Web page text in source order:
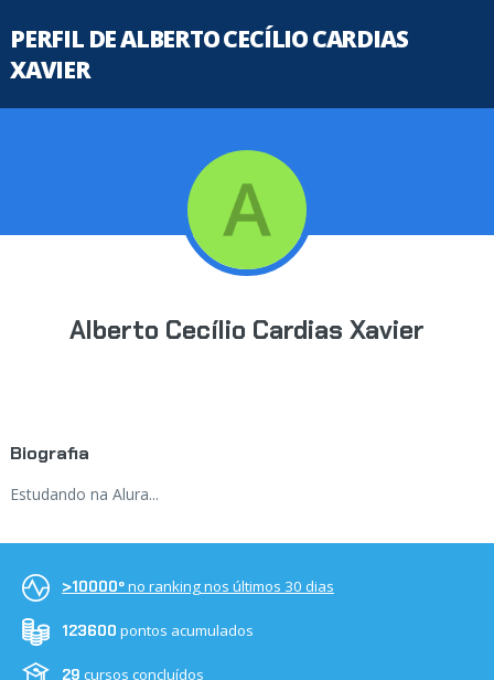
PERFIL DE ALBERTO CECÍLIO CARDIAS
XAVIER
Alberto Cecílio Cardias Xavier
Biografia
Estudando na Alura...
>10000ºno ranking nos últimos 30 dias
123600 pontos acumulados
29 cursos concluídos